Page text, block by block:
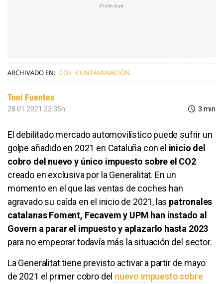
ARCHIVADO EN: CO2 CONTAMINACIÓN
Toni Fuentes
28.01.2021 22:35h 3 min
El debilitado mercado automovilístico puede sufrir un
golpe añadido en 2021 en Cataluña con el inicio del
cobro del nuevo y único impuesto sobre el CO2
creado en exclusiva por la Generalitat. En un
momento en el que las ventas de coches han
agravado su caída en el inicio de 2021, las patronales
catalanas Foment, Fecavem y UPM han instado al
Govern a parar el impuesto y aplazarlo hasta 2023
para no empeorar todavía más la situación del sector.
La Generalitat tiene previsto activar a partir de mayo
de 2021 el primer cobro del nuevo impuesto sobre